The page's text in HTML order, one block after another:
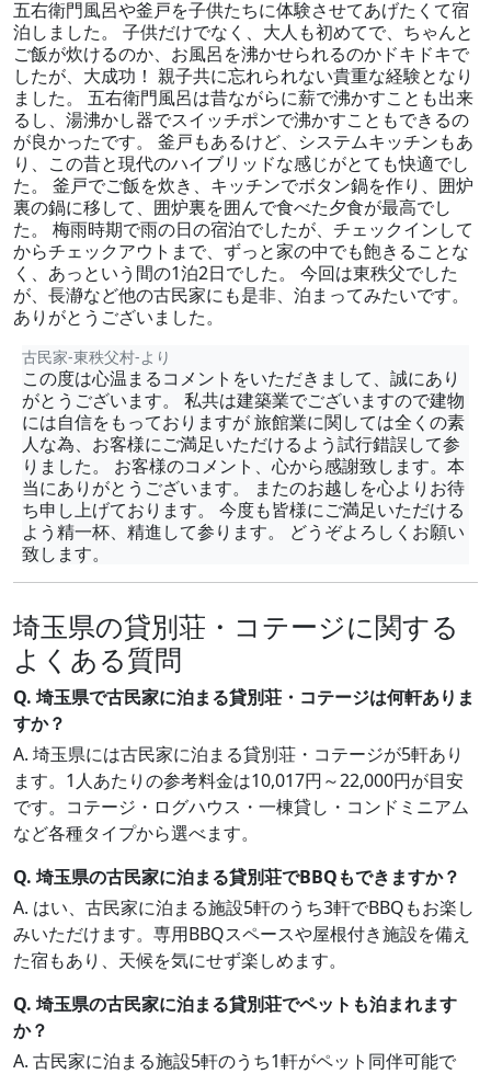
五右衛門風呂や釜戸を子供たちに体験させてあげたくて宿
泊しました。 子供だけでなく、大人も初めてで、ちゃんと
ご飯が炊けるのか、お風呂を沸かせられるのかドキドキで
したが、大成功！ 親子共に忘れられない貴重な経験となり
ました。 五右衛門風呂は昔ながらに薪で沸かすことも出来
るし、湯沸かし器でスイッチポンで沸かすこともできるの
が良かったです。 釜戸もあるけど、システムキッチンもあ
り、この昔と現代のハイブリッドな感じがとても快適でし
た。 釜戸でご飯を炊き、キッチンでボタン鍋を作り、囲炉
裏の鍋に移して、囲炉裏を囲んで食べた夕食が最高でし
た。 梅雨時期で雨の日の宿泊でしたが、チェックインして
からチェックアウトまで、ずっと家の中でも飽きることな
く、あっという間の1泊2日でした。 今回は東秩父でした
が、長瀞など他の古民家にも是非、泊まってみたいです。
ありがとうございました。
古民家-東秩父村-より
この度は心温まるコメントをいただきまして、誠にあり
がとうございます。 私共は建築業でございますので建物
には自信をもっておりますが 旅館業に関しては全くの素
人な為、お客様にご満足いただけるよう試行錯誤して参
りました。 お客様のコメント、心から感謝致します。本
当にありがとうございます。 またのお越しを心よりお待
ち申し上げております。 今度も皆様にご満足いただける
よう精一杯、精進して参ります。 どうぞよろしくお願い
致します。
埼玉県の貸別荘・コテージに関する
よくある質問
Q. 埼玉県で古民家に泊まる貸別荘・コテージは何軒ありま
すか？
A. 埼玉県には古民家に泊まる貸別荘・コテージが5軒あり
ます。1人あたりの参考料金は10,017円～22,000円が目安
です。コテージ・ログハウス・一棟貸し・コンドミニアム
など各種タイプから選べます。
Q. 埼玉県の古民家に泊まる貸別荘でBBQもできますか？
A. はい、古民家に泊まる施設5軒のうち3軒でBBQもお楽し
みいただけます。専用BBQスペースや屋根付き施設を備え
た宿もあり、天候を気にせず楽しめます。
Q. 埼玉県の古民家に泊まる貸別荘でペットも泊まれます
か？
A. 古民家に泊まる施設5軒のうち1軒がペット同伴可能で